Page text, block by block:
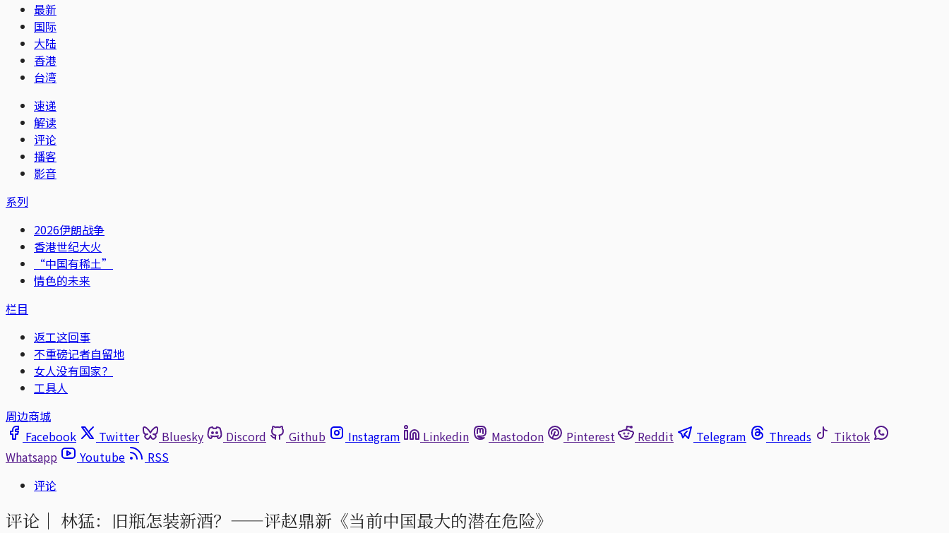
最新
国际
大陆
香港
台湾
速递
解读
评论
播客
影音
系列
2026伊朗战争
香港世纪大火
“中国有稀土”
情色的未来
栏目
返工这回事
不重磅记者自留地
女人没有国家？
工具人
周边商城
Facebook
Twitter Bluesky Discord Github Instagram Linkedin Mastodon Pinterest Reddit Telegram Threads
Tiktok
Whatsapp
Youtube
RSS
评论
评论｜ 林猛：旧瓶怎装新酒？——评赵鼎新《当前中国最大的潜在危险》